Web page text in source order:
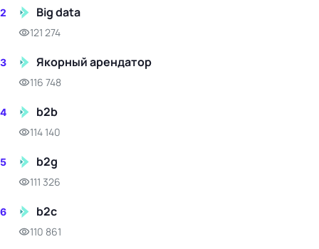
2 Big data
121 274
3 Якорный арендатор
116 748
4 b2b
114 140
5 b2g
111 326
6 b2c
110 861